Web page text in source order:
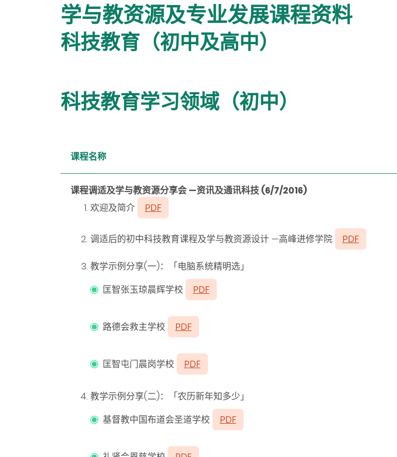
学与教资源及专业发展课程资料
科技教育（初中及高中）
科技教育学习领域（初中）
课程名称
课程调适及学与教资源分享会 —资讯及通讯科技 (6/7/2016)
欢迎及简介
PDF
调适后的初中科技教育课程及学与教资源设计 —高峰进修学院 PDF
教学示例分享(一)：「电脑系统精明选」
匡智张玉琼晨辉学校
PDF
路德会救主学校 PDF
匡智屯门晨岗学校 PDF
教学示例分享(二)：「农历新年知多少」
基督教中国布道会圣道学校
PDF